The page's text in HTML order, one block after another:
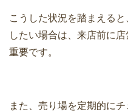
こうした状況を踏まえる
したい場合は、来店前に
重要です。
また、売り場を定期的に